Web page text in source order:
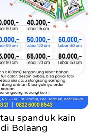
spanduk kain
Bolaang